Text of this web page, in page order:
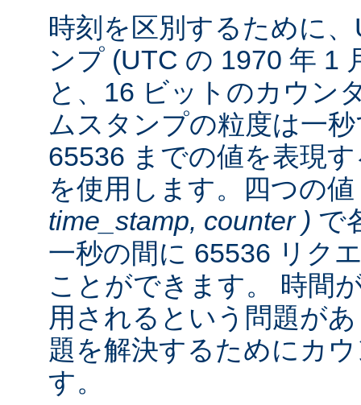
時刻を区別するために
ンプ (UTC の 1970 年 1
と、16 ビットのカウン
ムスタンプの粒度は一
65536 までの値を表現
を使用します。四つの値
time_stamp, counter ) で
一秒の間に 65536 リク
ことができます。 時間
用されるという問題が
題を解決するためにカ
す。